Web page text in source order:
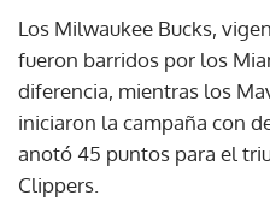
Los Milwaukee Bucks,
fueron barridos por los
diferencia, mientras los
iniciaron la campaña con
anotó 45 puntos para el
Clippers.